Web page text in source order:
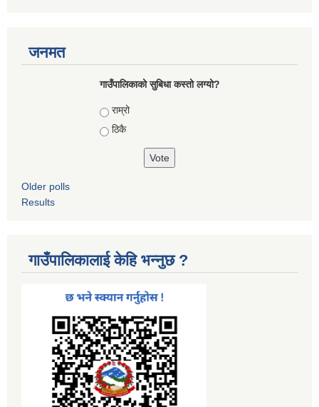
जनमत
गाउँपालिकाको सुबिधा कस्तो लग्यो?
Choices
राम्रो
ठिकै
Older polls
Results
गाउँपालिकालाई केहि भन्नुछ ?